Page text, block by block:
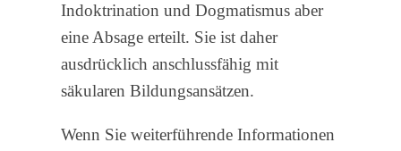
Indoktrination und Dogmatismus aber
eine Absage erteilt. Sie ist daher
ausdrücklich anschlussfähig mit
säkularen Bildungsansätzen.
Wenn Sie weiterführende Informationen